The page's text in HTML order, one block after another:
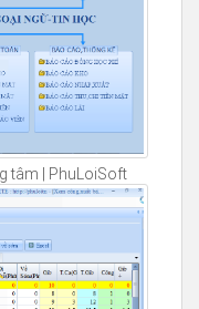
tâm | PhuLoiSoft